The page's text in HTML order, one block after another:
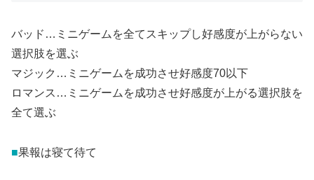
バッド…ミニゲームを全てスキップし好感度が上がらない
選択肢を選ぶ
マジック…ミニゲームを成功させ好感度70以下
ロマンス…ミニゲームを成功させ好感度が上がる選択肢を
全て選ぶ
■果報は寝て待て